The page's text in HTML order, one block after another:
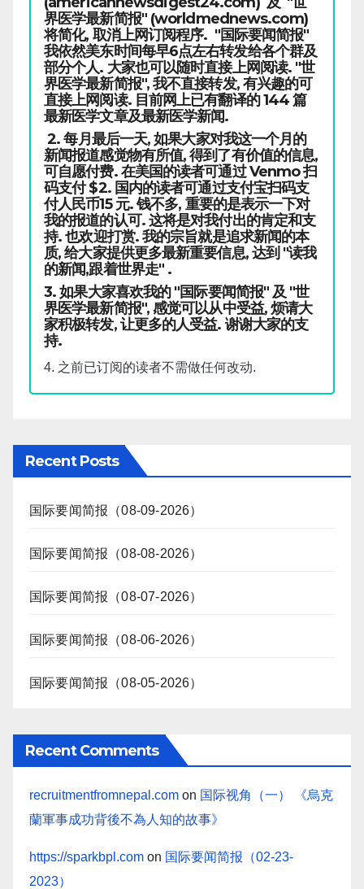
界医学最新简报" (worldmednews.com)
将简化, 取消上网订阅程序. "国际要闻简报"
我依然美东时间每早6点左右转发给各个群及
部分个人. 大家也可以随时直接上网阅读. "世
界医学最新简报", 我不直接转发, 有兴趣的可
直接上网阅读. 目前网上已有翻译的 144 篇
最新医学文章及最新医学新闻.
2. 每月最后一天, 如果大家对我这一个月的
新闻报道感觉物有所值, 得到了有价值的信息,
可自愿付费. 在美国的读者可通过 Venmo 扫
码支付 $2. 国内的读者可通过支付宝扫码支
付人民币15 元. 钱不多, 重要的是表示一下对
我的报道的认可. 这将是对我付出的肯定和支
持. 也欢迎打赏. 我的宗旨就是追求新闻的本
质, 给大家提供更多最新重要信息, 达到 "读我
的新闻,跟着世界走" .
3. 如果大家喜欢我的 "国际要闻简报" 及 "世
界医学最新简报", 感觉可以从中受益, 烦请大
家积极转发, 让更多的人受益. 谢谢大家的支
持.
4. 之前已订阅的读者不需做任何改动.
Recent Posts
国际要闻简报（08-09-2026）
国际要闻简报（08-08-2026）
国际要闻简报（08-07-2026）
国际要闻简报（08-06-2026）
国际要闻简报（08-05-2026）
Recent Comments
recruitmentfromnepal.com on 国际视角（一） 《烏克
蘭軍事成功背後不為人知的故事》
https://sparkbpl.com on 国际要闻简报（02-23-
2023）